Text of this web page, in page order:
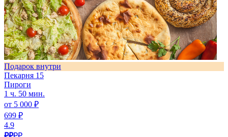
Подарок внутри
Пекарня 15
Пироги
1 ч. 50 мин.
от 5 000 ₽
699 ₽
4.9